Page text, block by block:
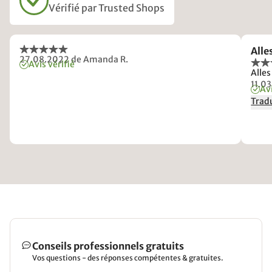
Vérifié par Trusted Shops
27.08.2022de Amanda R.
Avis vérifié
Conseils professionnels gratuits
Vos questions - des réponses compétentes & gratuites.